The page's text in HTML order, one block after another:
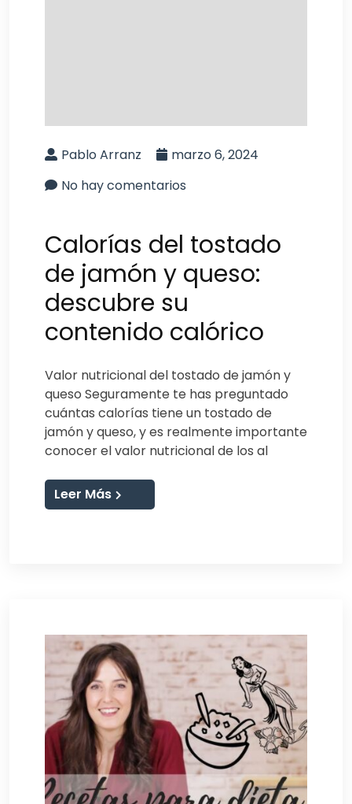
Pablo Arranz
marzo 6, 2024
No hay comentarios
Calorías del tostado
de jamón y queso:
descubre su
contenido calórico
Valor nutricional del tostado de jamón y
queso Seguramente te has preguntado
cuántas calorías tiene un tostado de
jamón y queso, y es realmente importante
conocer el valor nutricional de los al
Leer Más